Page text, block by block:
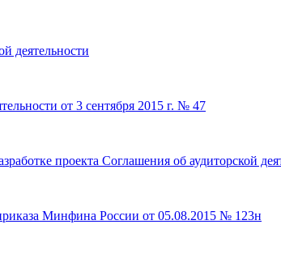
деятельности
от 3 сентября 2015 г. № 47
проекта Соглашения об аудиторской
Минфина России от 05.08.2015 № 123н